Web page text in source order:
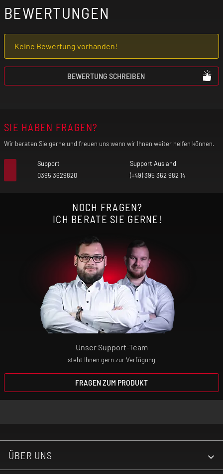
BEWERTUNGEN
Keine Bewertung vorhanden!
BEWERTUNG SCHREIBEN
SIE HABEN FRAGEN?
Wir beraten Sie gerne und freuen uns wenn wir Ihnen weiter helfen können.
Support
0395 3629820
Support Ausland
(+49) 395 362 982 14
NOCH FRAGEN?
ICH BERATE SIE GERNE!
Unser Support-Team
steht Ihnen gern zur Verfügung
FRAGEN ZUM PRODUKT
ÜBER UNS